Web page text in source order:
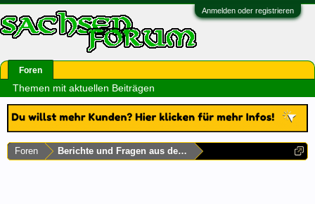
Anmelden oder registrieren
Foren Berichte und Fragen aus dem Rest Deutschlands
Foren
Themen mit aktuellen Beiträgen